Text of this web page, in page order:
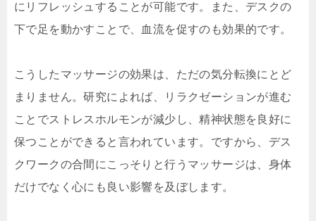
にリフレッシュすることが可能です。また、デスクの
下で足を動かすことで、血流を促すのも効果的です。
こうしたマッサージの効果は、ただの気分転換にとど
まりません。研究によれば、リラクゼーションが進む
ことでストレスホルモンが減少し、精神状態を良好に
保つことができると言われています。ですから、デス
クワークの合間にこっそりと行うマッサージは、身体
だけでなく心にも良い影響を及ぼします。